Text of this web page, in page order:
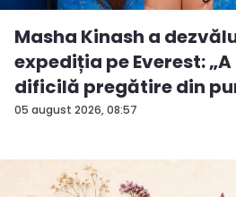
05 august 2026, 08:57
Masha Kinash a
expediția pe Everest:
dificilă pregătire din